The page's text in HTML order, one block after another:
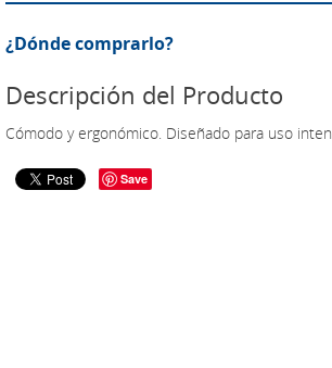
¿Dónde comprarlo?
Descripción del Producto
Cómodo y ergonómico. Diseñado para uso
Save